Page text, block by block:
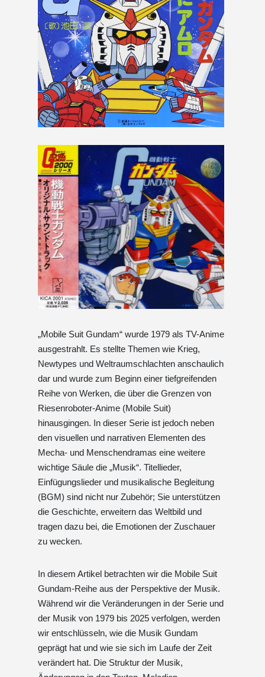
„Mobile Suit Gundam“ wurde 1979 als TV-Anime
ausgestrahlt. Es stellte Themen wie Krieg,
Newtypes und Weltraumschlachten anschaulich
dar und wurde zum Beginn einer tiefgreifenden
Reihe von Werken, die über die Grenzen von
Riesenroboter-Anime (Mobile Suit)
hinausgingen. In dieser Serie ist jedoch neben
den visuellen und narrativen Elementen des
Mecha- und Menschendramas eine weitere
wichtige Säule die „Musik“. Titellieder,
Einfügungslieder und musikalische Begleitung
(BGM) sind nicht nur Zubehör; Sie unterstützen
die Geschichte, erweitern das Weltbild und
tragen dazu bei, die Emotionen der Zuschauer
zu wecken.
In diesem Artikel betrachten wir die Mobile Suit
Gundam-Reihe aus der Perspektive der Musik.
Während wir die Veränderungen in der Serie und
der Musik von 1979 bis 2025 verfolgen, werden
wir entschlüsseln, wie die Musik Gundam
geprägt hat und wie sie sich im Laufe der Zeit
verändert hat. Die Struktur der Musik,